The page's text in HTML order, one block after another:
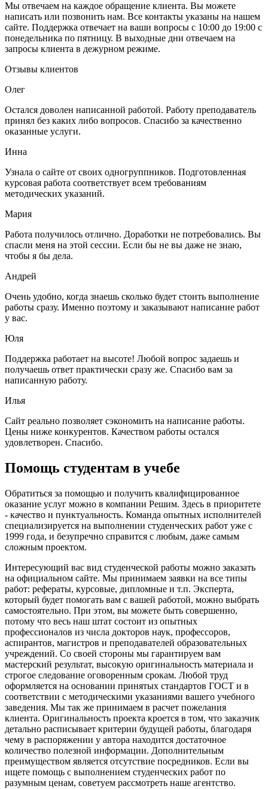
Мы отвечаем на каждое обращение клиента. Вы можете
написать или позвонить нам. Все контакты указаны на нашем
сайте. Поддержка отвечает на ваши вопросы с 10:00 до 19:00 с
понедельника по пятницу. В выходные дни отвечаем на
запросы клиента в дежурном режиме.
Отзывы клиентов
Олег
Остался доволен написанной работой. Работу преподаватель
принял без каких либо вопросов. Спасибо за качественно
оказанные услуги.
Инна
Узнала о сайте от своих одногруппников. Подготовленная
курсовая работа соответствует всем требованиям
методических указаний.
Мария
Работа получилось отлично. Доработки не потребовались. Вы
спасли меня на этой сессии. Если бы не вы даже не знаю,
чтобы я бы дела.
Андрей
Очень удобно, когда знаешь сколько будет стоить выполнение
работы сразу. Именно поэтому и заказывают написание работ
у вас.
Юля
Поддержка работает на высоте! Любой вопрос задаешь и
получаешь ответ практически сразу же. Спасибо вам за
написанную работу.
Илья
Сайт реально позволяет сэкономить на написание работы.
Цены ниже конкурентов. Качеством работы остался
удовлетворен. Спасибо.
Помощь студентам в учебе
Обратиться за помощью и получить квалифицированное
оказание услуг можно в компании Решим. Здесь в приоритете
- качество и пунктуальность. Команда опытных исполнителей
специализируется на выполнении студенческих работ уже с
1999 года, и безупречно справится с любым, даже самым
сложным проектом.
Интересующий вас вид студенческой работы можно заказать
на официальном сайте. Мы принимаем заявки на все типы
работ: рефераты, курсовые, дипломные и т.п. Эксперта,
который будет помогать вам с вашей работой, можно выбрать
самостоятельно. При этом, вы можете быть совершенно,
потому что весь наш штат состоит из опытных
профессионалов из числа докторов наук, профессоров,
аспирантов, магистров и преподавателей образовательных
учреждений. Со своей стороны мы гарантируем вам
мастерский результат, высокую оригинальность материала и
строгое следование оговоренным срокам. Любой труд
оформляется на основании принятых стандартов ГОСТ и в
соответствии с методическими указаниями вашего учебного
заведения. Мы так же принимаем в расчет пожелания
клиента. Оригинальность проекта кроется в том, что заказчик
детально расписывает критерии будущей работы, благодаря
чему в распоряжении у автора находится достаточное
количество полезной информации. Дополнительным
преимуществом является отсутствие посредников. Если вы
ищете помощь с выполнением студенческих работ по
разумным ценам, советуем рассмотреть наше агентство.